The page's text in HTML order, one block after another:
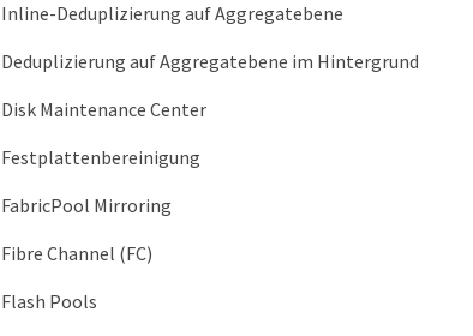
Inline-Deduplizierung auf Aggregatebene
Deduplizierung auf Aggregatebene im Hintergrund
Disk Maintenance Center
Festplattenbereinigung
FabricPool Mirroring
Fibre Channel (FC)
Flash Pools